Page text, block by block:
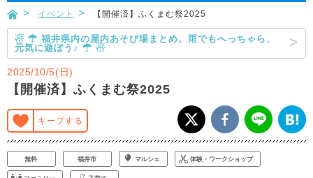
イベント 【開催済】ふくまむ祭2025
☃ ☂ 福井県内の屋内あそび場まとめ。雨でもへっちゃら、
元気に遊ぼう♪ ☂ ☃
2025/10/5(日)
【開催済】ふくまむ祭2025
キープする
無料 福井市 マルシェ 体験・ワークショップ